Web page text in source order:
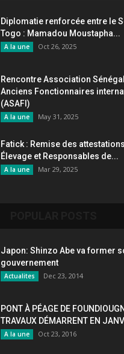
Diplomatie renforcée entre le
Togo : Mamadou Moustapha...
A la une Oct 26, 2025
Rencontre Association
Anciens Fonctionnaires
(ASAFI)
A la une May 31, 2025
Fatick : Remise des
Élevage et Responsables de...
A la une Mar 29, 2025
Japon: Shinzo Abe va former
gouvernement
Actualites Dec 23, 2014
PONT À PÉAGE DE
TRAVAUX DÉMARRENT EN
A la une Oct 23, 2016